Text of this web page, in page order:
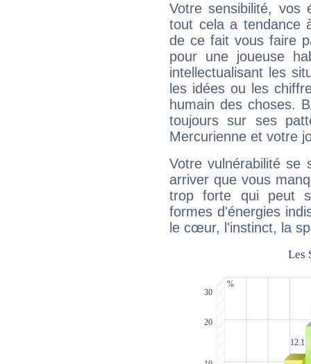
Votre sensibilité,
tout cela a tendance
de ce fait vous faire
pour une joueuse
intellectualisant les
les idées ou les
humain des choses.
toujours sur ses
Mercurienne et votre
Votre vulnérabilité se
arriver que vous
trop forte qui peut
formes d'énergies
le cœur, l'instinct, la